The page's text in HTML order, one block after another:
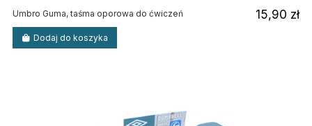
Umbro Guma, taśma oporowa do ćwiczeń 15,90 zł
Dodaj do koszyka